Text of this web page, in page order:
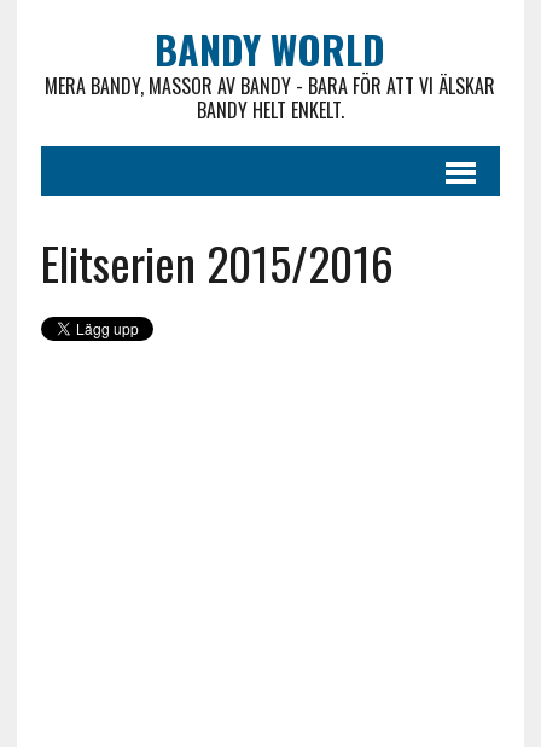
BANDY WORLD
MERA BANDY, MASSOR AV BANDY - BARA FÖR ATT VI ÄLSKAR
BANDY HELT ENKELT.
Elitserien 2015/2016